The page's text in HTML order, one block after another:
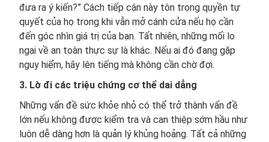
đưa ra ý kiến?” Cách tiếp cận này tôn trọng quyền tự
quyết của họ trong khi vẫn mở cánh cửa nếu họ cần
đến góc nhìn giá trị của bạn. Tất nhiên, những mối lo
ngại về an toàn thực sự là khác. Nếu ai đó đang gặp
nguy hiểm, hãy lên tiếng mà không cần chờ đợi.
3. Lờ đi các triệu chứng cơ thể dai dẳng
Những vấn đề sức khỏe nhỏ có thể trở thành vấn đề
lớn nếu không được kiểm tra và can thiệp sớm hầu như
luôn dễ dàng hơn là quản lý khủng hoảng. Tất cả những